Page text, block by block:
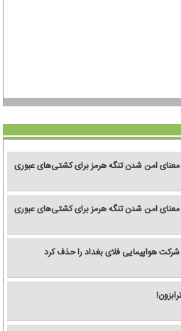
معنای امن شدن تنگه هرمز برای کشتی‌های عبوری
معنای امن شدن تنگه هرمز برای کشتی‌های عبوری
هواپیمایی فلای بغداد را حذف کرد